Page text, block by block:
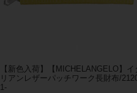
【新色入荷】【MICHELANGELO】イ
リアンレザーパッチワーク長財布/
1-